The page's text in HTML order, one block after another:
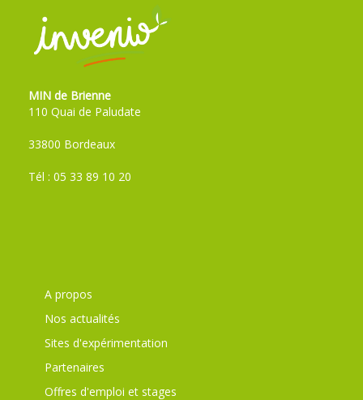
MIN de Brienne
110 Quai de Paludate
33800 Bordeaux
Tél : 05 33 89 10 20
A propos
Nos actualités
Sites d'expérimentation
Partenaires
Offres d'emploi et stages